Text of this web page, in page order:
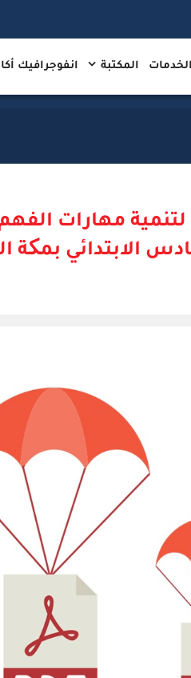
الخدمات المكتبة انفوجرافيك
مهارات الفهم
الابتدائي بمکة